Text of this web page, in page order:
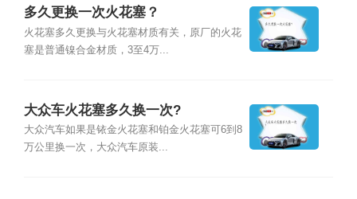
多久更换一次火花塞？
火花塞多久更换与火花塞材质有关，原厂的火花
塞是普通镍合金材质，3至4万...
大众车火花塞多久换一次?
大众汽车如果是铱金火花塞和铂金火花塞可6到8
万公里换一次，大众汽车原装...